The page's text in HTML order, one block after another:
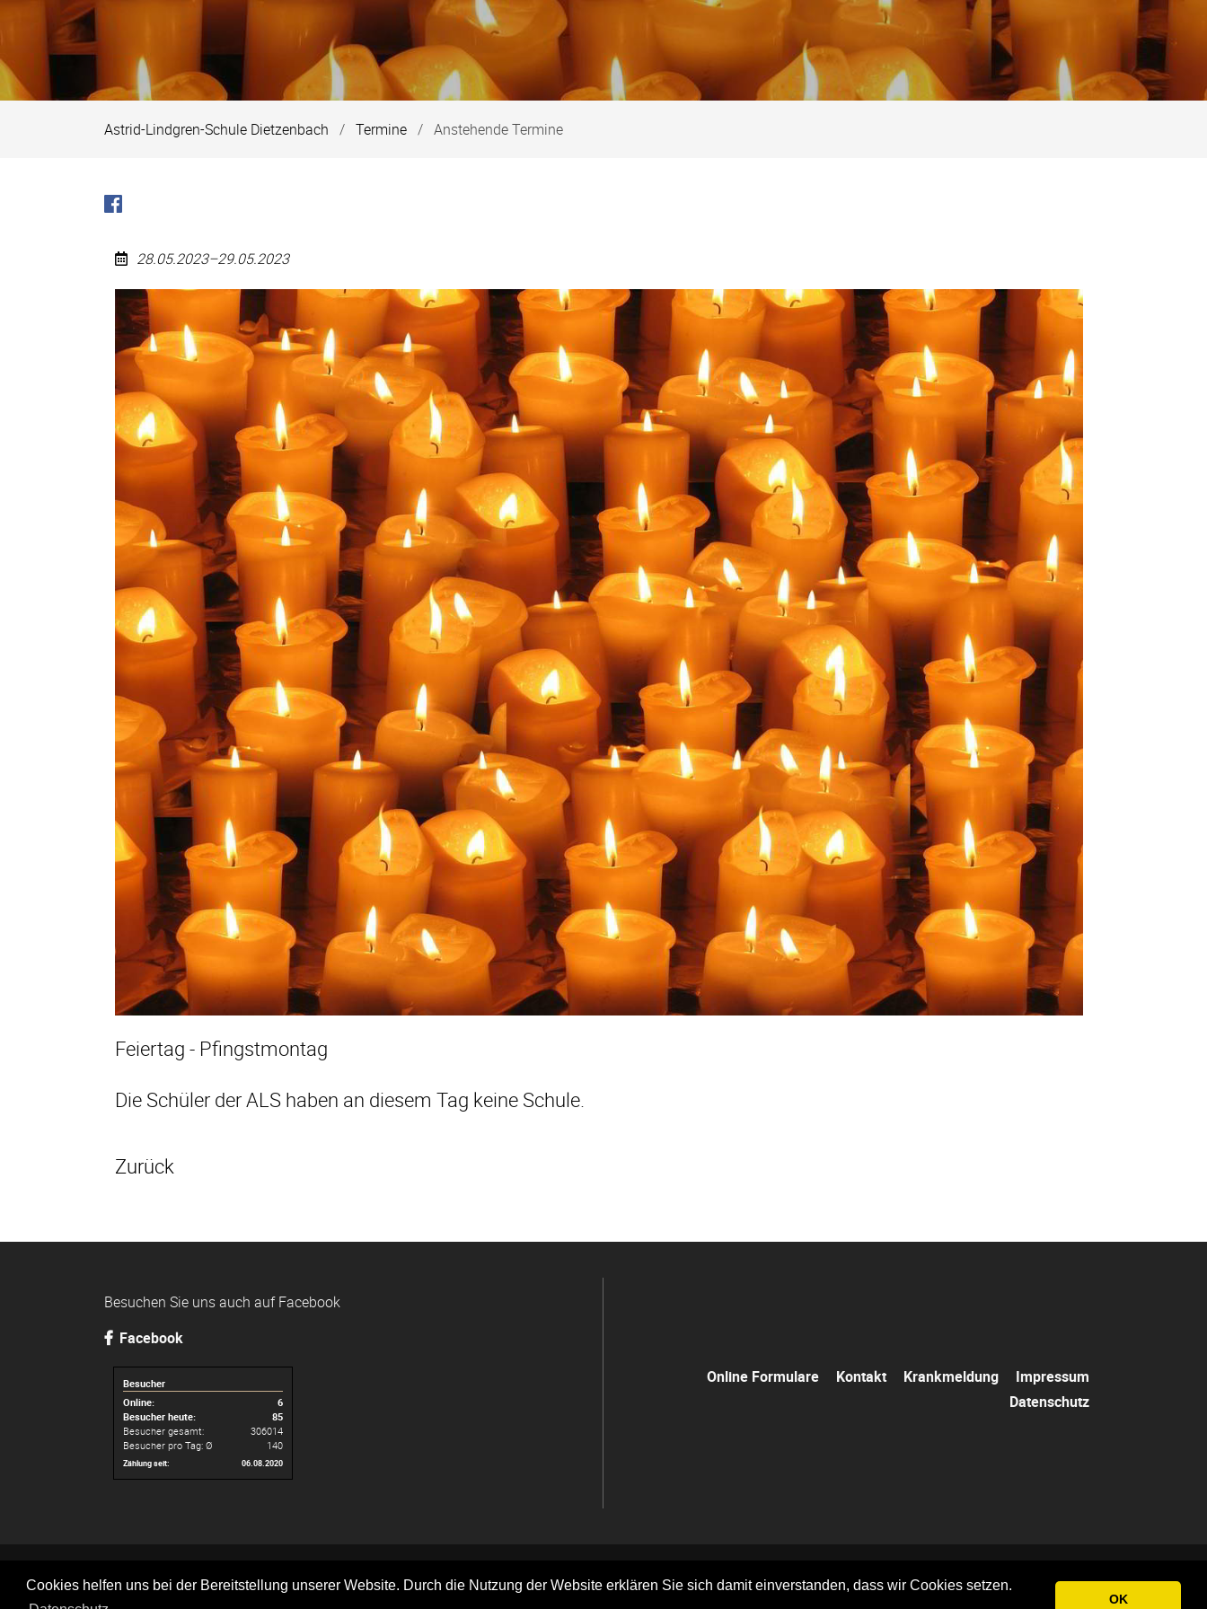
Cookies helfen uns bei der Bereitstellung unserer Website. Durch die Nutzung der Website erklären Sie sich damit einverstanden, dass wir Cookies setzen.
OK
Astrid-Lindgren-Schule Dietzenbach Termine Anstehende Termine
28.05.2023–29.05.2023
Pfingstmontag
(Feiertag)
2023
Feiertag - Pfingstmontag
Die Schüler der ALS haben an diesem Tag keine Schule.
Zurück
Besuchen Sie uns auch auf Facebook
Facebook
Besucher
Online:
6
Besucher heute:
85
Besucher gesamt:
306014
Besucher pro Tag: Ø
140
Zählung seit: 06.08.2020
Online Formulare Kontakt Krankmeldung
Impressum
Datenschutz
© Astrid-Lindgren-Schule / 2026 /Nature Themebycontao-themes.net